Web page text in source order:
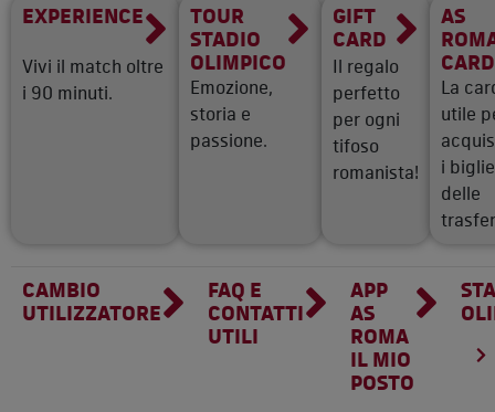
EXPERIENCE
Vivi il match oltre
i 90 minuti.
TOUR
STADIO
OLIMPICO
Emozione,
storia e
passione.
GIFT
CARD
Il regalo
perfetto
per ogni
tifoso
romanista!
AS
CARD
La
utile
i
delle
CAMBIO
UTILIZZATORE
FAQ E
CONTATTI
UTILI
APP
AS
ROMA
IL MIO
POSTO